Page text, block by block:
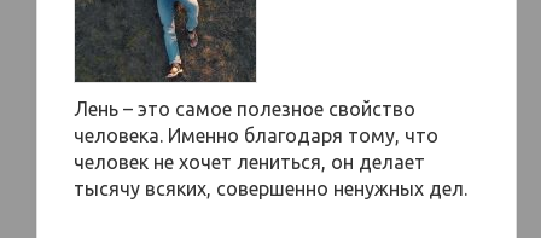
Лень – это самое полезное свойство
человека. Именно благодаря тому, что
человек не хочет лениться, он делает
тысячу всяких, совершенно ненужных дел.